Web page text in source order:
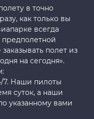
в точно
как только вы
всегда
предполетной
полет из
на сегодня».
7. Наши пилоты
суток, а наши
указанному вами